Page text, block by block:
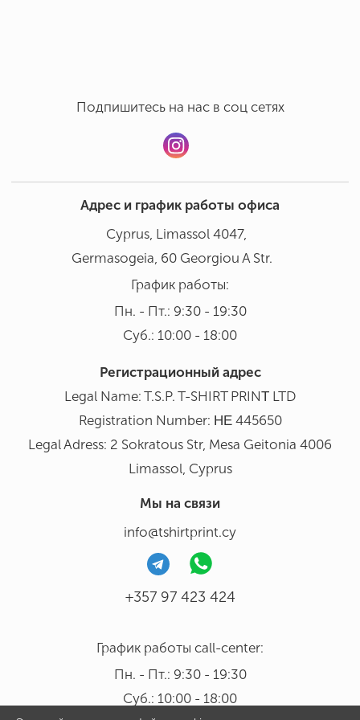
Подпишитесь на нас в соц сетях
Адрес и график работы офиса
Cyprus, Limassol 4047,
Germasogeia, 60 Georgiou A Str.
График работы:
Пн. - Пт.: 9:30 - 19:30
Суб.: 10:00 - 18:00
Регистрационный адрес
Legal Name: T.S.P. T-SHIRT PRINΤ LTD
Registration Number: ΗΕ 445650
Legal Adress: 2 Sokratous Str, Mesa Geitonia 4006
Limassol, Cyprus
Мы на связи
info@tshirtprint.cy
+357 97 423 424
График работы call-center:
Пн. - Пт.: 9:30 - 19:30
Суб.: 10:00 - 18:00